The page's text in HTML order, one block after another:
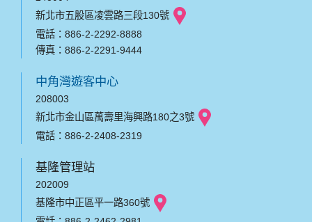
新北市五股區凌雲路三段130號
電話：886-2-2292-8888
傳真：886-2-2291-9444
中角灣遊客中心
208003
新北市金山區萬壽里海興路180之3號
電話：886-2-2408-2319
基隆管理站
202009
基隆市中正區平一路360號